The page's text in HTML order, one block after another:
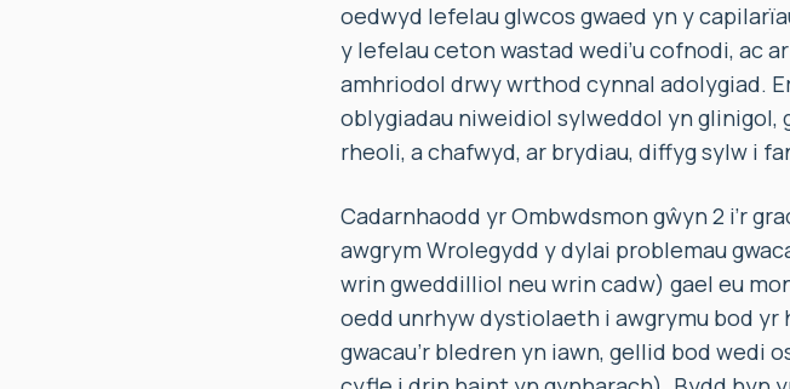
oedwyd lefelau glwcos gwaed yn y
y lefelau ceton wastad wedi’u cofnodi, ac
amhriodol drwy wrthod cynnal adolygiad.
oblygiadau niweidiol sylweddol yn glinigol,
rheoli, a chafwyd, ar brydiau, diffyg sylw i
Cadarnhaodd yr Ombwdsmon gŵyn 2 i’r
awgrym Wrolegydd y dylai problemau
wrin gweddilliol neu wrin cadw) gael eu
oedd unrhyw dystiolaeth i awgrymu bod
gwacau’r bledren yn iawn, gellid bod wedi